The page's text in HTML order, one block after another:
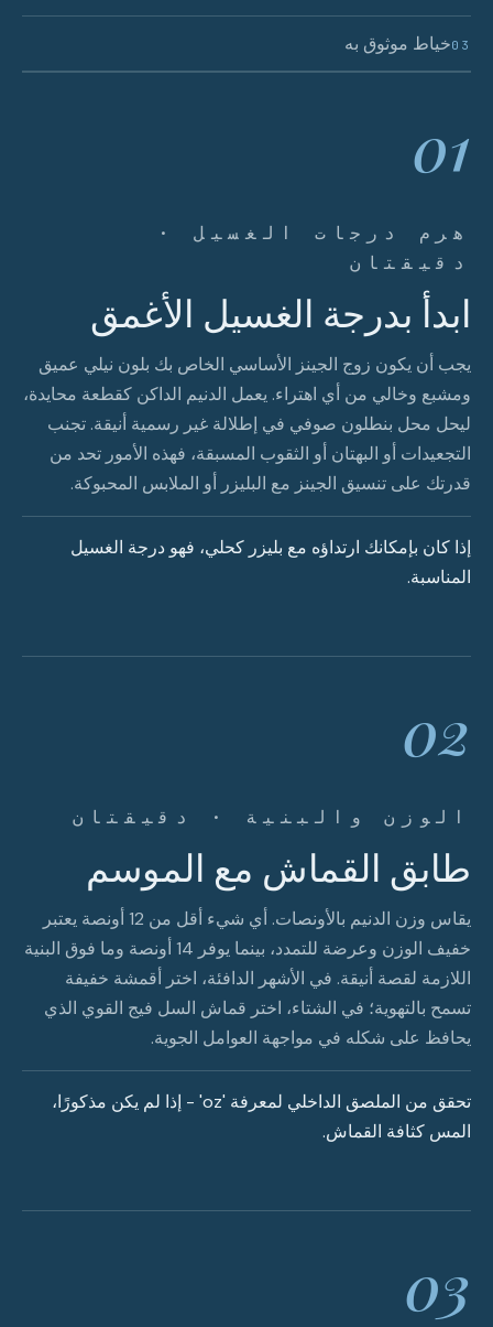
03خياط موثوق به
01
هرم درجات الغسيل ·
دقيقتان
ابدأ بدرجة الغسيل الأغمق
يجب أن يكون زوج الجينز الأساسي الخاص بك بلون نيلي عميق
ومشبع وخالي من أي اهتراء. يعمل الدنيم الداكن كقطعة محايدة،
ليحل محل بنطلون صوفي في إطلالة غير رسمية أنيقة. تجنب
التجعيدات أو البهتان أو الثقوب المسبقة، فهذه الأمور تحد من
قدرتك على تنسيق الجينز مع البليزر أو الملابس المحبوكة.
إذا كان بإمكانك ارتداؤه مع بليزر كحلي، فهو درجة الغسيل
المناسبة.
02
الوزن والبنية · دقيقتان
طابق القماش مع الموسم
يقاس وزن الدنيم بالأونصات. أي شيء أقل من 12 أونصة يعتبر
خفيف الوزن وعرضة للتمدد، بينما يوفر 14 أونصة وما فوق البنية
اللازمة لقصة أنيقة. في الأشهر الدافئة، اختر أقمشة خفيفة
تسمح بالتهوية؛ في الشتاء، اختر قماش السل فيج القوي الذي
يحافظ على شكله في مواجهة العوامل الجوية.
تحقق من الملصق الداخلي لمعرفة 'oz' - إذا لم يكن مذكورًا،
المس كثافة القماش.
03